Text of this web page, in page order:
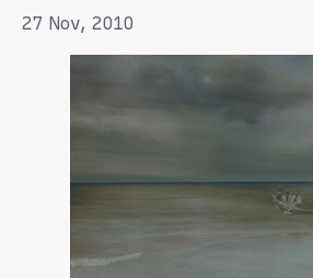
27 Nov, 2010